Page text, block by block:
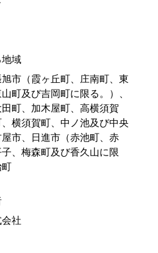
域
市（霞ヶ丘町、庄南町、東
町及び吉岡町に限る。）、
町、加木屋町、高横須賀
横須賀町、中ノ池及び中央
市、日進市（赤池町、赤
、梅森町及び香久山に限
町
社